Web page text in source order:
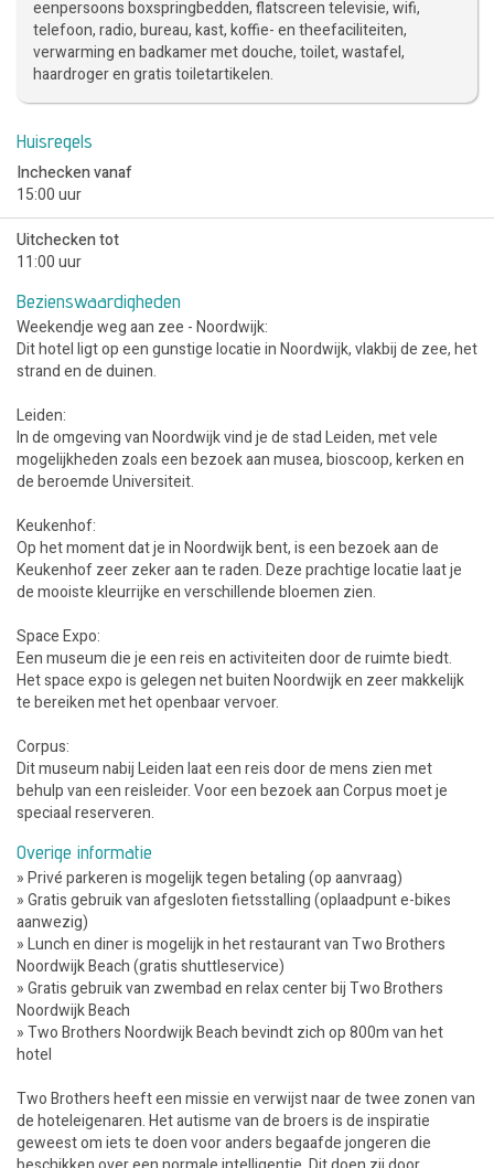
eenpersoons boxspringbedden, flatscreen televisie, wifi,
telefoon, radio, bureau, kast, koffie- en theefaciliteiten,
verwarming en badkamer met douche, toilet, wastafel,
haardroger en gratis toiletartikelen.
Huisregels
Inchecken vanaf
15:00 uur
Uitchecken tot
11:00 uur
Bezienswaardigheden
Weekendje weg aan zee - Noordwijk:
Dit hotel ligt op een gunstige locatie in Noordwijk, vlakbij de zee, het
strand en de duinen.
Leiden:
In de omgeving van Noordwijk vind je de stad Leiden, met vele
mogelijkheden zoals een bezoek aan musea, bioscoop, kerken en
de beroemde Universiteit.
Keukenhof:
Op het moment dat je in Noordwijk bent, is een bezoek aan de
Keukenhof zeer zeker aan te raden. Deze prachtige locatie laat je
de mooiste kleurrijke en verschillende bloemen zien.
Space Expo:
Een museum die je een reis en activiteiten door de ruimte biedt.
Het space expo is gelegen net buiten Noordwijk en zeer makkelijk
te bereiken met het openbaar vervoer.
Corpus:
Dit museum nabij Leiden laat een reis door de mens zien met
behulp van een reisleider. Voor een bezoek aan Corpus moet je
speciaal reserveren.
Overige informatie
» Privé parkeren is mogelijk tegen betaling (op aanvraag)
» Gratis gebruik van afgesloten fietsstalling (oplaadpunt e-bikes
aanwezig)
» Lunch en diner is mogelijk in het restaurant van Two Brothers
Noordwijk Beach (gratis shuttleservice)
» Gratis gebruik van zwembad en relax center bij Two Brothers
Noordwijk Beach
» Two Brothers Noordwijk Beach bevindt zich op 800m van het
hotel
Two Brothers heeft een missie en verwijst naar de twee zonen van
de hoteleigenaren. Het autisme van de broers is de inspiratie
geweest om iets te doen voor anders begaafde jongeren die